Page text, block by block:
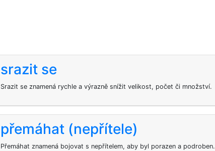
srazit se
Srazit se znamená rychle a výrazně snížit velikost, počet či množství.
přemáhat (nepřítele)
Přemáhat znamená bojovat s nepřítelem, aby byl porazen a podroben.